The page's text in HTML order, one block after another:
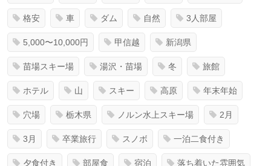
格安 車 ダム 自然 3人部屋
5,000〜10,000円 甲信越 新潟県
苗場スキー場 湯沢・苗場 冬 旅館
ホテル 山 スキー 高原 年末年始
穴場 栃木県 ノルン水上スキー場 2月
3月 卒業旅行 スノボ 一泊二食付き
夕食付き 部屋食 宿泊 落ち着いた雰囲気